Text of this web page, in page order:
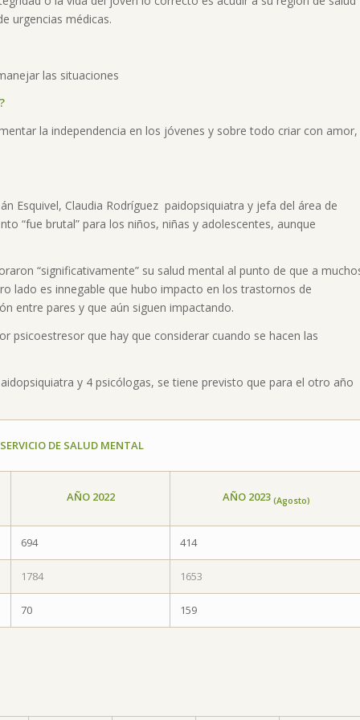
urgencias médicas.
las situaciones
la independencia en los jóvenes y sobre todo criar con amor,
Esquivel, Claudia Rodríguez paidopsiquiatra y jefa del área de
“fue brutal” para los niños, niñas y adolescentes, aunque
“significativamente” su salud mental al punto de que a
lado es innegable que hubo impacto en los trastornos de
entre pares y que aún siguen impactando.
psicoestresor que hay que considerar cuando se hacen las
y 4 psicólogas, se tiene previsto que para el otro año
DE SALUD MENTAL
AÑO 2022 AÑO 2023 (Agosto)
694 414
1784 1653
70 159